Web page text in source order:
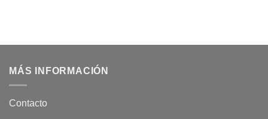
MÁS INFORMACIÓN
Contacto